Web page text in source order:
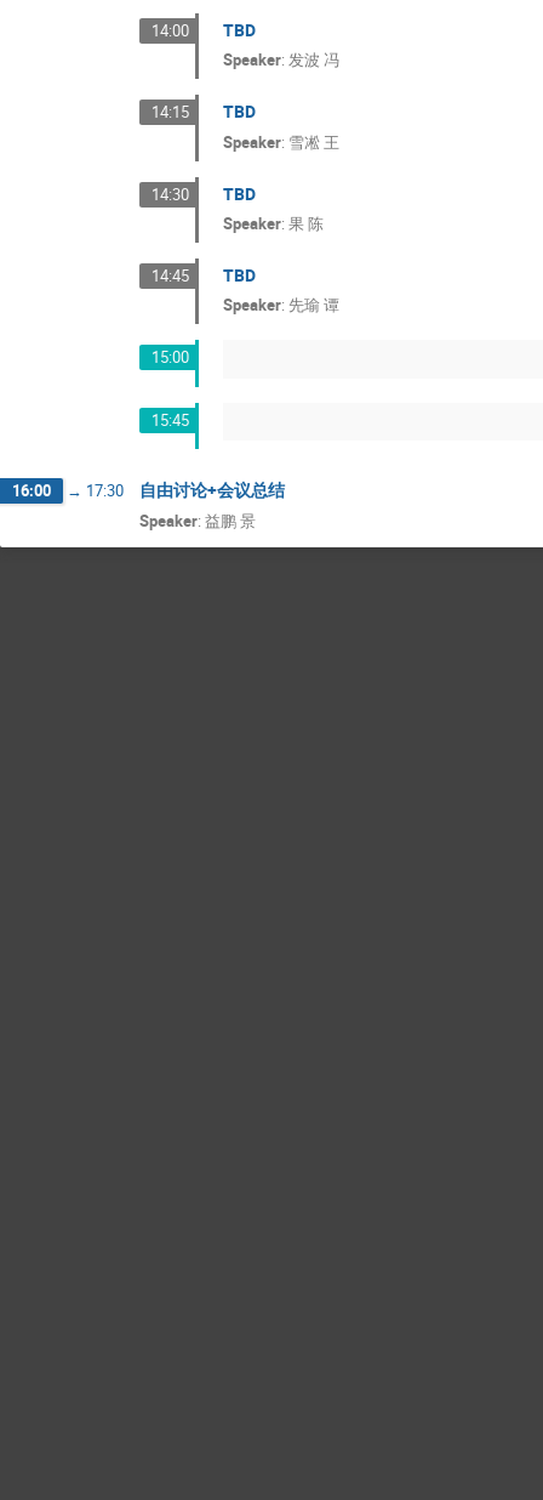
14:00 TBD
Speaker: 发波 冯
14:15 TBD
Speaker: 雪凇 王
14:30 TBD
Speaker: 果 陈
14:45 TBD
Speaker: 先瑜 谭
15:00
15:45
16:00 → 17:30 自由讨论+会议总结
Speaker: 益鹏 景